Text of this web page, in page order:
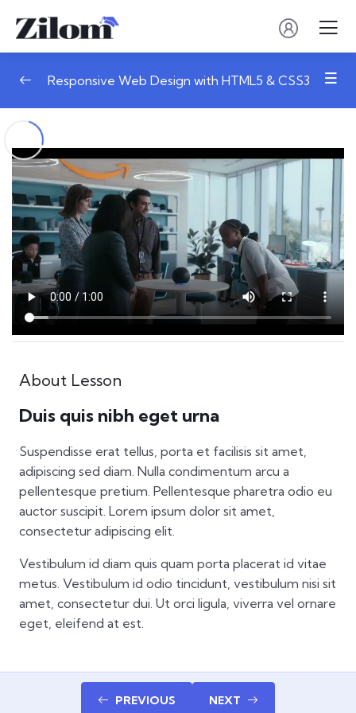
Responsive Web Design with HTML5 & CSS3
About Lesson
Duis quis nibh eget urna
Suspendisse erat tellus, porta et facilisis sit amet,
adipiscing sed diam. Nulla condimentum arcu a
pellentesque pretium. Pellentesque pharetra odio eu
auctor suscipit. Lorem ipsum dolor sit amet,
consectetur adipiscing elit.
Vestibulum id diam quis quam porta placerat id vitae
metus. Vestibulum id odio tincidunt, vestibulum nisi sit
amet, consectetur dui. Ut orci ligula, viverra vel ornare
eget, eleifend at est.
PREVIOUS NEXT